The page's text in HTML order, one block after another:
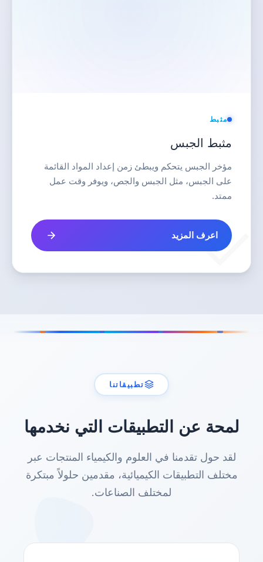
مثبط
مثبط الجبس
مؤخر الجبس يتحكم ويبطئ زمن إعداد المواد القائمة
على الجبس، مثل الجبس والجص، ويوفر وقت عمل
ممتد.
اعرف المزيد
تطبيقاتنا
لمحة عن التطبيقات التي نخدمها
لقد حول تقدمنا في العلوم والكيمياء المنتجات عبر
مختلف التطبيقات الكيميائية، مقدمين حلولاً مبتكرة
لمختلف الصناعات.